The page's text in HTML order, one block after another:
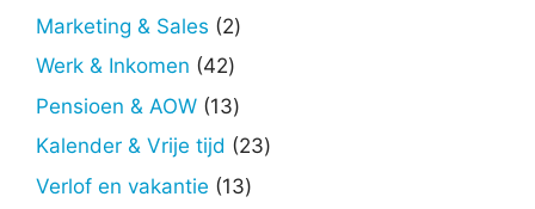
Marketing & Sales 22
Werk & Inkomen 4242
producten
Pensioen & AOW 1313
producten
Kalender & Vrije tijd 2323
Verlof en vakantie 1313